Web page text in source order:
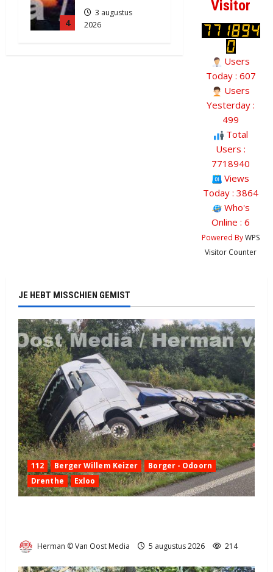
4
3 augustus
2026
Visitor
Users
Today : 607
Users
Yesterday :
499
Total
Users :
7718940
Views
Today : 3864
Who's
Online : 6
Powered ByWPS
Visitor Counter
JE HEBT MISSCHIEN GEMIST
112 Berger Willem Keizer
Borger - Odoorn
Drenthe
Exloo
Herman © Van Oost Media 5 augustus 2026 214